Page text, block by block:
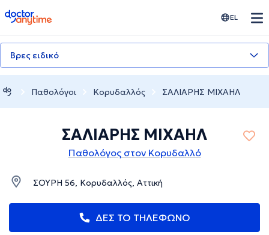
doctoranytime EL
Βρες ειδικό
Παθολόγοι Κορυδαλλός ΣΑΛΙΑΡΗΣ ΜΙΧΑΗΛ
ΣΑΛΙΑΡΗΣ ΜΙΧΑΗΛ
Παθολόγος στον Κορυδαλλό
ΣΟΥΡΗ 56, Κορυδαλλός, Αττική
ΔΕΣ ΤΟ ΤΗΛΕΦΩΝΟ